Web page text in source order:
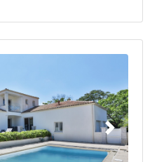
Suivant